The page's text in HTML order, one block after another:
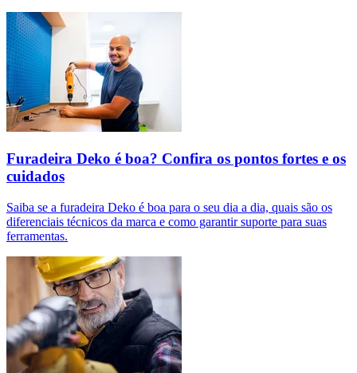
Furadeira Deko é boa? Confira os pontos fortes e os
cuidados
Saiba se a furadeira Deko é boa para o seu dia a dia, quais são os
diferenciais técnicos da marca e como garantir suporte para suas
ferramentas.